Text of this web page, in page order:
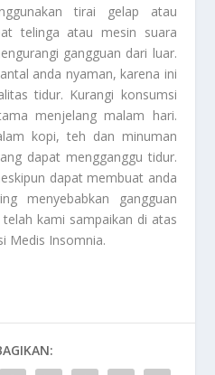
tirai gelap atau
telinga atau mesin suara
gangguan dari luar.
anda nyaman, karena ini
tidur. Kurangi konsumsi
menjelang malam hari.
kopi, teh dan minuman
dapat mengganggu tidur.
dapat membuat anda
menyebabkan gangguan
kami sampaikan di atas
Medis Insomnia.